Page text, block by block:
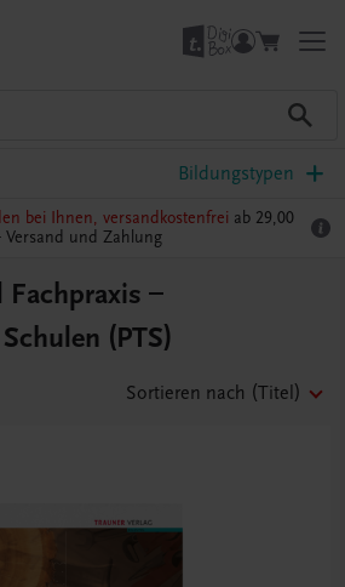
Bildungstypen
bei Ihnen, versandkostenfrei ab 29,00
Versand und Zahlung
Fachpraxis –
(PTS)
Sortieren nach (Titel)